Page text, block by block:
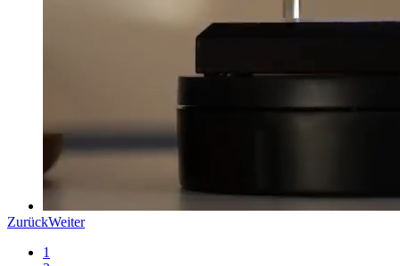
ZurückWeiter
1